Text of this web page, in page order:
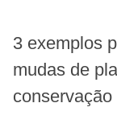
3 exemplos
mudas de